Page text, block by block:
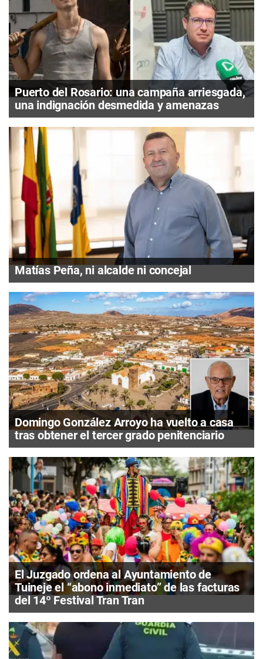
Puerto del Rosario: una campaña arriesgada,
una indignación desmedida y amenazas
Matías Peña, ni alcalde ni concejal
Domingo González Arroyo ha vuelto a casa
tras obtener el tercer grado penitenciario
El Juzgado ordena al Ayuntamiento de
Tuineje el “abono inmediato” de las facturas
del 14º Festival Tran Tran